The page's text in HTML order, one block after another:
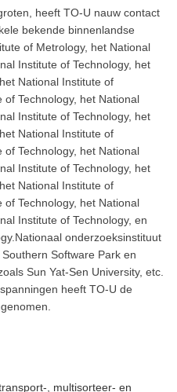
heeft TO-U nauw contact
bekende binnenlandse
of Metrology, het National
Institute of Technology, het
National Institute of
of Technology, het National
Institute of Technology, het
National Institute of
of Technology, het National
Institute of Technology, het
National Institute of
of Technology, het National
Institute of Technology, en
onderzoeksinstituut
Software Park en
Sun Yat-Sen University, etc.
heeft TO-U de
, multisorteer- en